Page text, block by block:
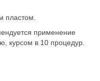
пластом.
применение
курсом в 10 процедур.